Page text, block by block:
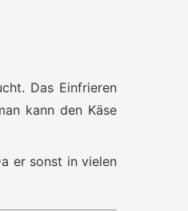
Das Einfrieren
kann den Käse
er sonst in vielen